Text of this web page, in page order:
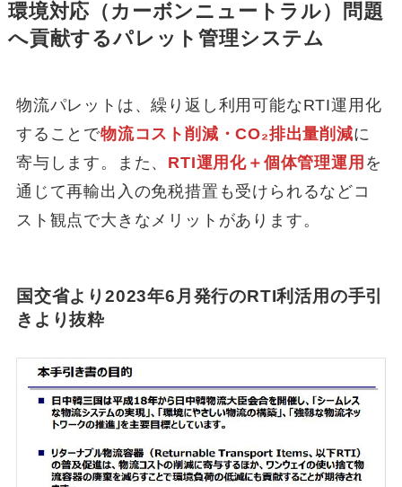
環境対応（カーボンニュートラル）問題
へ貢献するパレット管理システム
物流パレットは、繰り返し利用可能なRTI運用化
することで物流コスト削減・CO₂排出量削減に
寄与します。また、 RTI運用化＋個体管理運用 を
通じて再輸出入の免税措置も受けられるなどコ
スト観点で大きなメリットがあります。
国交省より2023年6月発行のRTI利活用の手引
きより抜粋